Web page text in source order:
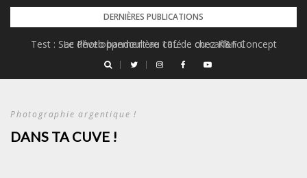
Skip
content
DERNIÈRES PUBLICATIONS
Le développement au café … ou caffenol
Test : Sac Photo bandoulière 10L de chez K&F Concept
Photographie argentique !
DANS TA CUVE !